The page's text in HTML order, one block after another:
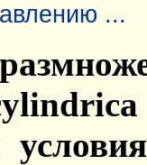
...